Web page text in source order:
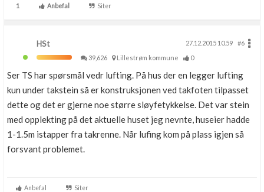
Spesialavfall i bygg, Isolering, og sugebiler som sugere ut flis, leire,
1 Anbefal Siter
HSt 27.12.2015 10.59
#6
39,626
Lillestrøm kommune 0
Ser TS har spørsmål vedr lufting. På hus der en legger lufting
kun under takstein så er konstruksjonen ved takfoten tilpasset
dette og det er gjerne noe større sløyfetykkelse. Det var stein
med opplekting på det aktuelle huset jeg nevnte, huseier hadde
1-1.5m istapper fra takrenne. Når lufing kom på plass igjen så
forsvant problemet.
Anbefal Siter